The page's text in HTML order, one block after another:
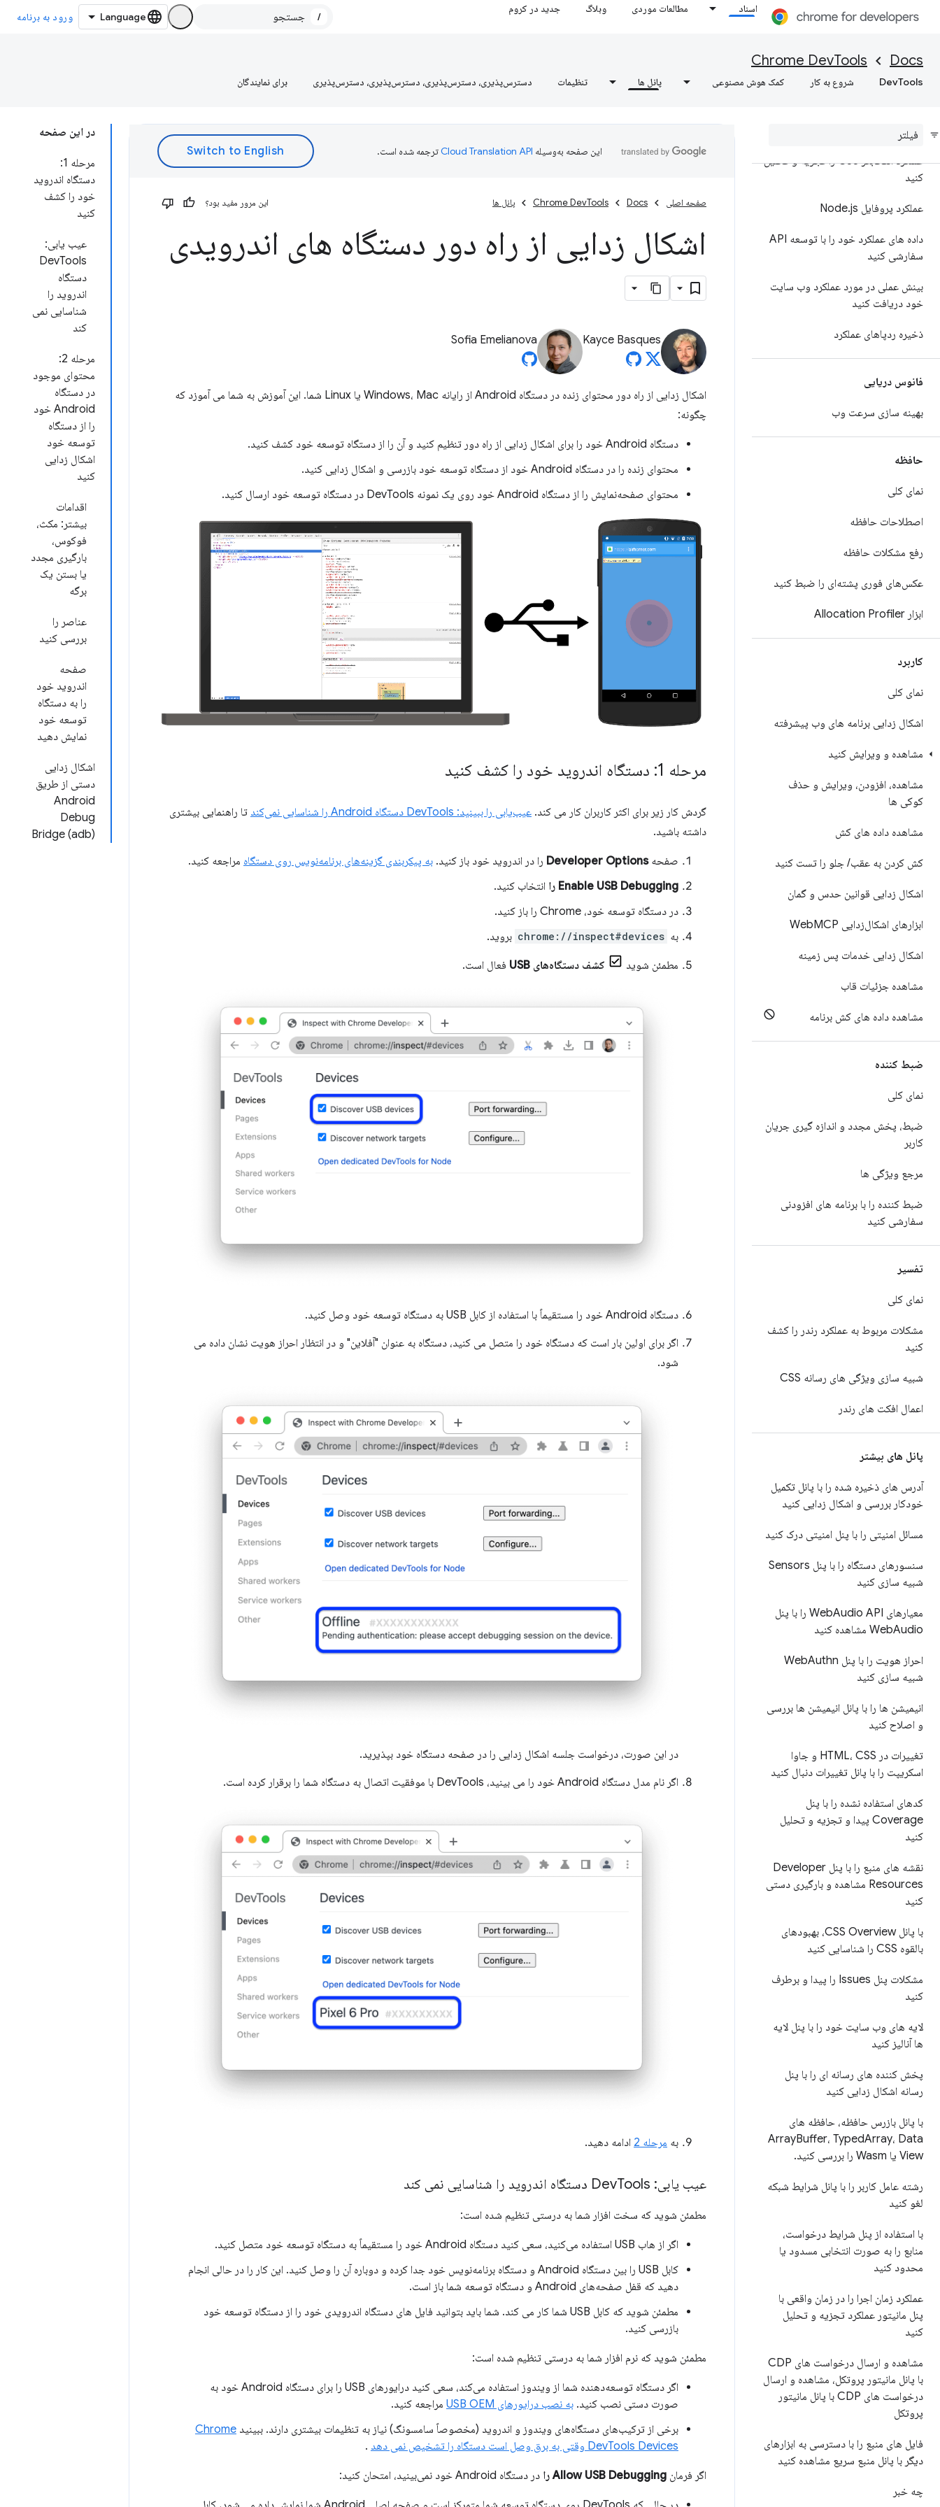
اسناد مطالعات موردی وبلاگ جدید در کروم
/ ورود به برنامه
Docs
Chrome DevTools
DevTools شروع به کار کمک هوش مصنوعی پانل ها تنظیمات دسترس‌پذیری، دسترس‌پذیری، دسترس‌پذیری، دسترس‌پذیری برای نمایندگان
یافته های عملکرد خود را حاشیه
های عملکرد خود را حاشیه نویسی کنید
و به اشتراک بگذارید
مرجع رویداد خط زمانی
عملکرد انتخابگر CSS را تجزیه و تحلیل
کنید
عملکرد پروفایل Node .js
داده های عملکرد خود را با توسعه API
سفارشی کنید
بینش عملی در مورد عملکرد وب سایت
خود دریافت کنید
ذخیره ردپاهای عملکرد
فانوس دریایی
بهینه سازی سرعت وب
حافظه
نمای کلی
اصطلاحات حافظه
رفع مشکلات حافظه
عکس‌های فوری پشته‌ای را ضبط کنید
ابزار Allocation Profiler
کاربرد
نمای کلی
اشکال زدایی برنامه های وب پیشرفته
مشاهده و ویرایش کنید
مشاهده، افزودن، ویرایش و حذف
کوکی ها
مشاهده داده های کش
کش کردن به عقب/ جلو را تست کنید
اشکال زدایی قوانین حدس و گمان
ابزارهای اشکال‌زدایی Web MCP
اشکال زدایی خدمات پس زمینه
مشاهده جزئیات قاب
مشاهده داده های کش برنامه
ضبط کننده
نمای کلی
ضبط، پخش مجدد و اندازه گیری جریان
کاربر
مرجع ویژگی ها
ضبط کننده را با برنامه های افزودنی
سفارشی کنید
تفسیر
نمای کلی
مشکلات مربوط به عملکرد رندر را کشف
کنید
شبیه سازی ویژگی های رسانه CSS
اعمال افکت های رندر
پانل های بیشتر
آدرس های ذخیره شده را با پانل تکمیل
خودکار بررسی و اشکال زدایی کنید
مسائل امنیتی را با پنل امنیتی درک کنید
سنسورهای دستگاه را با پنل Sensors
شبیه سازی کنید
معیارهای Web
Audio API را با پنل
WebAudio مشاهده کنید
احراز هویت را با پنل Web Authn
شبیه سازی کنید
انیمیشن ها را با پانل انیمیشن ها بررسی
و اصلاح کنید
تغییرات در HTML، CSS و جاوا
اسکریپت را با پانل تغییرات دنبال کنید
کدهای استفاده نشده را با پنل
Coverage پیدا و تجزیه و تحلیل
کنید
نقشه های منبع را با پنل Developer
Resources مشاهده و بارگیری دستی
کنید
با پانل CSS Overview، بهبودهای
بالقوه CSS را شناسایی کنید
مشکلات پنل Issues را پیدا و برطرف
کنید
لایه های وب سایت خود را با پنل لایه
ها آنالیز کنید
پخش کننده های رسانه ای را با پنل
رسانه اشکال زدایی کنید
با پانل بازرس حافظه، حافظه های
ArrayBuffer، TypedArray، Data
View یا Wasm را بررسی کنید
.
رشته عامل کاربر را با پانل شرایط شبکه
لغو کنید
با استفاده از پنل شرایط درخواست،
منابع را به صورت انتخابی مسدود یا
محدود کنید
عملکرد زمان اجرا را در زمان واقعی با
پنل مانیتور عملکرد تجزیه و تحلیل
کنید
مشاهده و ارسال درخواست های CDP
با پانل مانیتور پروتکل، مشاهده و ارسال
درخواست های CDP با پانل مانیتور
پروتکل
فایل های منبع را با دسترسی به ابزارهای
دیگر با پانل منبع سریع مشاهده کنید
چه خبر
در این صفحه
مرحله 1:
دستگاه اندروید
خود را کشف
کنید
عیب یابی:
DevTools
دستگاه
اندروید را
شناسایی نمی
کند
مرحله 2:
محتوای موجود
در دستگاه
Android خود
را از دستگاه
توسعه خود
اشکال زدایی
کنید
اقدامات
بیشتر: مکث،
فوکوس،
بارگیری مجدد
یا بستن یک
برگه
عناصر را
بررسی کنید
صفحه
اندروید خود
را به دستگاه
توسعه خود
نمایش دهید
اشکال زدایی
دستی از طریق
Android
Debug
Bridge (adb)
این صفحه به‌وسیله ترجمه شده است.
صفحه اصلی Docs
Chrome DevTools پانل ها این مرور مفید بود؟
اشکال زدایی از راه دور دستگاه های اندرویدی
Kayce Basques
Sofia Emelianova
اشکال زدایی از راه دور محتوای زنده در دستگاه Android از رایانه Windows، Mac یا Linux شما. این آموزش به شما می آموزد که
چگونه:
دستگاه Android خود را برای اشکال زدایی از راه دور تنظیم کنید و آن را از دستگاه توسعه خود کشف کنید.
محتوای زنده را در دستگاه Android خود از دستگاه توسعه خود بازرسی و اشکال زدایی کنید.
محتوای صفحه‌نمایش را از دستگاه Android خود روی یک نمونه DevTools در دستگاه توسعه خود ارسال کنید.
مرحله 1: دستگاه اندروید خود را کشف کنید
گردش کار زیر برای اکثر کاربران کار می کند. عیب‌یابی را ببینید: DevTools دستگاه Android را شناسایی نمی‌کند
تا راهنمایی بیشتری
داشته باشید.
صفحهDeveloper Options را در اندروید خود باز کنید. به پیکربندی گزینه‌های برنامه‌نویس روی دستگاه مراجعه کنید.
Enable USB Debugging را
انتخاب کنید.
در دستگاه توسعه خود، Chrome را باز کنید.
به chrome://inspect#devices بروید.
مطمئن شوید کشف دستگاه‌های USB فعال است.
دستگاه Android خود را مستقیماً با استفاده از کابل USB به دستگاه توسعه خود وصل کنید.
اگر برای اولین بار است که دستگاه خود را متصل می کنید، دستگاه به عنوان "آفلاین" و در انتظار احراز هویت نشان داده می
شود.
در این صورت، درخواست جلسه اشکال زدایی را در صفحه دستگاه خود بپذیرید.
اگر نام مدل دستگاه Android خود را می بینید، DevTools با موفقیت اتصال به دستگاه شما را برقرار کرده است.
به مرحله 2 ادامه دهید.
عیب یابی: Dev Tools دستگاه اندروید را شناسایی نمی کند
مطمئن شوید که سخت افزار شما به درستی تنظیم شده است:
اگر از هاب USB استفاده می‌کنید، سعی کنید دستگاه Android خود را مستقیماً به دستگاه توسعه خود متصل کنید.
کابل USB را بین دستگاه Android و دستگاه برنامه‌نویس خود جدا کرده و دوباره آن را وصل کنید. این کار را در حالی انجام
دهید که قفل صفحه‌های Android و دستگاه توسعه شما باز است.
مطمئن شوید که کابل USB شما کار می کند. شما باید بتوانید فایل های دستگاه اندرویدی خود را از دستگاه توسعه خود
بازرسی کنید.
مطمئن شوید که نرم افزار شما به درستی تنظیم شده است:
اگر دستگاه توسعه‌دهنده شما از ویندوز استفاده می‌کند، سعی کنید درایورهای USB را برای دستگاه Android خود به
صورت دستی نصب کنید. به نصب درایورهای USB OEM
مراجعه کنید.
برخی از ترکیب‌های دستگاه‌های ویندوز و اندروید (مخصوصاً سامسونگ) نیاز به تنظیمات بیشتری دارند. ببینید Chrome
DevTools Devices وقتی به برق وصل است دستگاه را تشخیص نمی دهد
.
اگر فرمان Allow USB Debugging را در دستگاه Android خود نمی‌بینید، امتحان کنید: